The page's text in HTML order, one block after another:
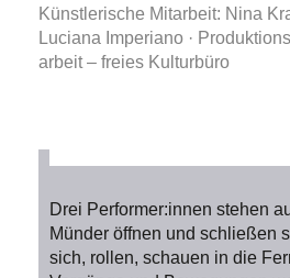
Künstlerische Mitarbeit: Nina
Luciana Imperiano ·
arbeit – freies Kulturbüro
Drei Performer:innen stehen
Münder öffnen und schließen
sich, rollen, schauen in die